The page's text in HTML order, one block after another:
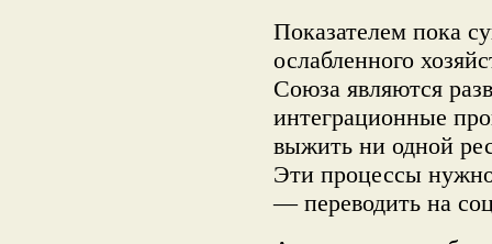
Показателем пока
ослабленного
Союза являются
интеграционные
выжить ни одной
Эти процессы нужно
— переводить на